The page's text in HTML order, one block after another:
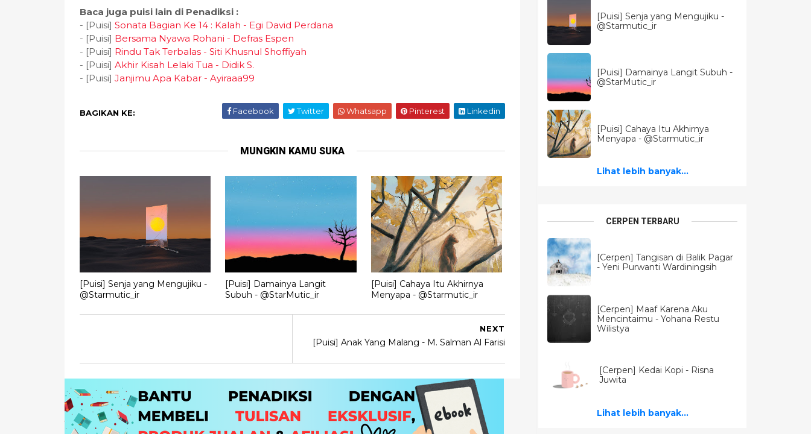
Baca juga puisi lain di Penadiksi :
- [Puisi] Sonata Bagian Ke 14 : Kalah - Egi David Perdana
- [Puisi] Bersama Nyawa Rohani - Defras Espen
- [Puisi] Rindu Tak Terbalas - Siti Khusnul Shoffiyah
- [Puisi] Akhir Kisah Lelaki Tua - Didik S.
- [Puisi] Janjimu Apa Kabar - Ayiraaa99
BAGIKAN KE: Facebook Twitter Whatsapp Pinterest Linkedin
MUNGKIN KAMU SUKA
[Puisi] Senja yang Mengujiku -
@Starmutic_ir
[Puisi] Damainya Langit
Subuh - @StarMutic_ir
[Puisi] Cahaya Itu Akhirnya
Menyapa - @Starmutic_ir
NEXT
[Puisi] Anak Yang Malang - M. Salman Al Farisi
[Puisi] Senja yang Mengujiku -
@Starmutic_ir
[Puisi] Damainya Langit Subuh -
@StarMutic_ir
[Puisi] Cahaya Itu Akhirnya
Menyapa - @Starmutic_ir
Lihat lebih banyak...
CERPEN TERBARU
[Cerpen] Tangisan di Balik Pagar
- Yeni Purwanti Wardiningsih
[Cerpen] Maaf Karena Aku
Mencintaimu - Yohana Restu
Wilistya
[Cerpen] Kedai Kopi - Risna
Juwita
Lihat lebih banyak...